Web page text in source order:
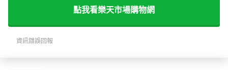
點我看樂天市場購物網
資訊錯誤回報